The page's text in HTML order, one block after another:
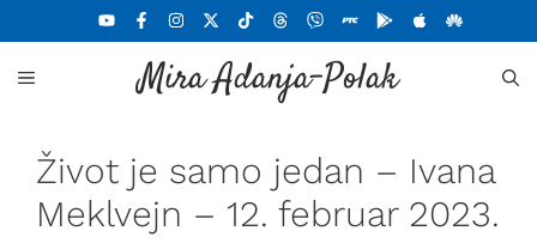
na
sadržaj
Mira Adanja-Polak
MENU
Život je samo jedan – Ivana
Meklvejn – 12. februar 2023.